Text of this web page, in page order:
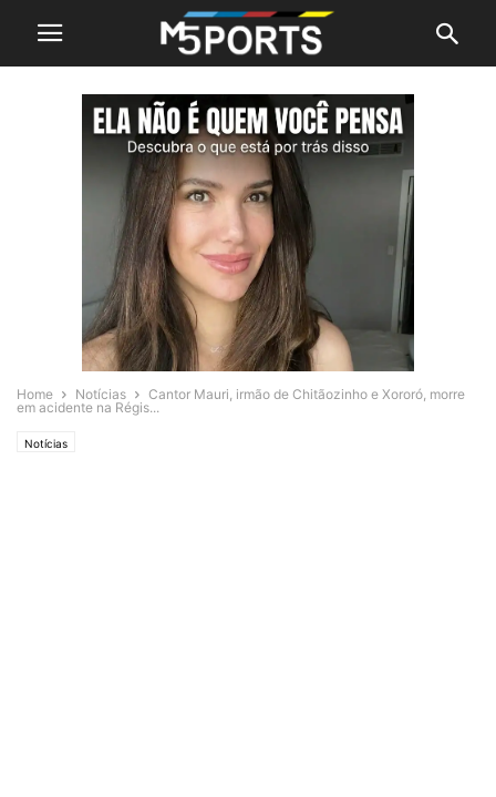
Home Notícias
Cantor Mauri, irmão de Chitãozinho e Xororó, morre
em acidente na Régis...
Notícias